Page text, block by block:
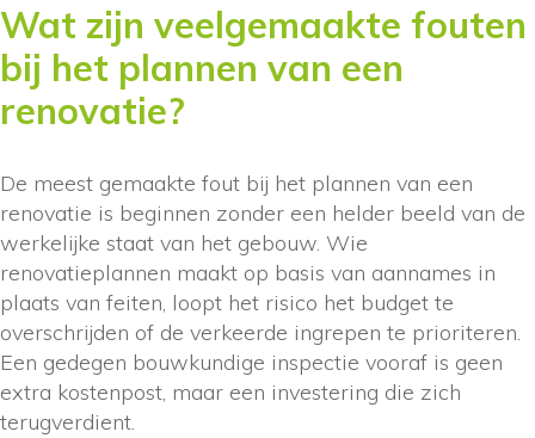
Wat zijn veelgemaakte fouten
bij het plannen van een
renovatie?
De meest gemaakte fout bij het plannen van een
renovatie is beginnen zonder een helder beeld van de
werkelijke staat van het gebouw. Wie
renovatieplannen maakt op basis van aannames in
plaats van feiten, loopt het risico het budget te
overschrijden of de verkeerde ingrepen te prioriteren.
Een gedegen bouwkundige inspectie vooraf is geen
extra kostenpost, maar een investering die zich
terugverdient.